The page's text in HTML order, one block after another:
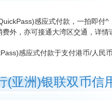
感应式付款，一拍即付
费外，亦可接通大湾区交通，详情
感应式付款于支付港币/人民
(亚洲)银联双币信